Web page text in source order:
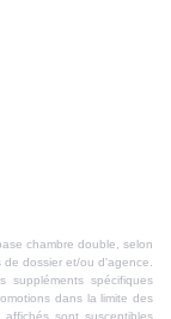
chambre double, selon
de dossier et/ou d'agence.
suppléments spécifiques
dans la limite des